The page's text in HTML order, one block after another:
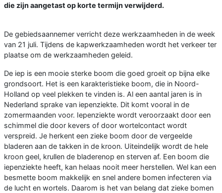
die zijn aangetast op korte termijn verwijderd.
De gebiedsaannemer verricht deze werkzaamheden in de week
van 21 juli. Tijdens de kapwerkzaamheden wordt het verkeer ter
plaatse om de werkzaamheden geleid.
De iep is een mooie sterke boom die goed groeit op bijna elke
grondsoort. Het is een karakteristieke boom, die in Noord-
Holland op veel plekken te vinden is. Al een aantal jaren is in
Nederland sprake van iepenziekte. Dit komt vooral in de
zomermaanden voor. Iepenziekte wordt veroorzaakt door een
schimmel die door kevers of door wortelcontact wordt
verspreid. Je herkent een zieke boom door de vergeelde
bladeren aan de takken in de kroon. Uiteindelijk wordt de hele
kroon geel, krullen de bladerenop en sterven af. Een boom die
iepenziekte heeft, kan helaas nooit meer herstellen. Wel kan een
besmette boom makkelijk en snel andere bomen infecteren via
de lucht en wortels. Daarom is het van belang dat zieke bomen